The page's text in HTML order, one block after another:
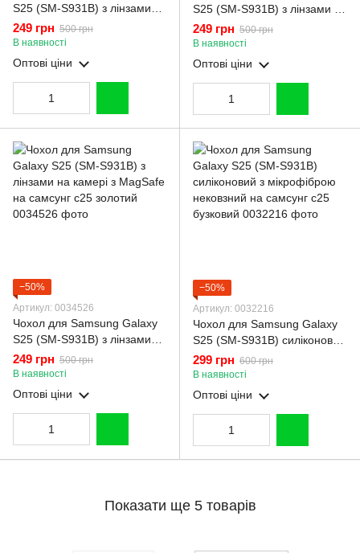
S25 (SM-S931B) з лінзами
на камері з MagSafe на
самсунг с25 фіолетовий
249 грн 500 грн
В наявності
Оптові ціни
S25 (SM-S931B) з лінзами на
камері з MagSafe на самсунг
с25 салатовий
249 грн 500 грн
В наявності
Оптові ціни
−50%
Артикул: 0034526
Чохол для Samsung Galaxy
S25 (SM-S931B) з лінзами
на камері з MagSafe на
самсунг с25 золотий
249 грн 500 грн
В наявності
Оптові ціни
−50%
Артикул: 0032216
Чохол для Samsung Galaxy
S25 (SM-S931B) силіконовий
з мікрофіброю нековзний на
самсунг с25 бузковий
299 грн 600 грн
В наявності
Оптові ціни
Показати ще 5 товарів